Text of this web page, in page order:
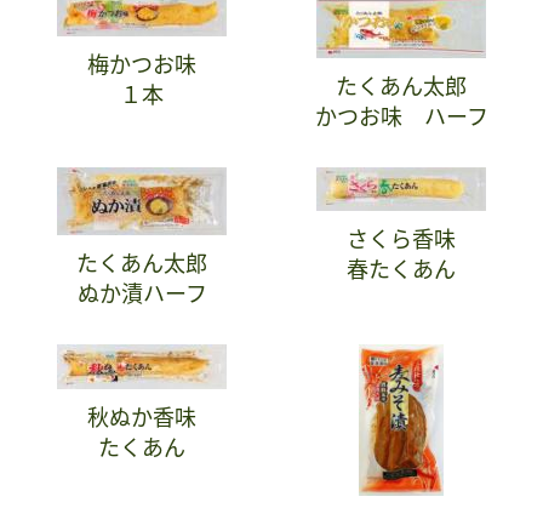
梅かつお味
１本
たくあん太郎
かつお味 ハーフ
たくあん太郎
ぬか漬ハーフ
さくら香味
春たくあん
秋ぬか香味
たくあん